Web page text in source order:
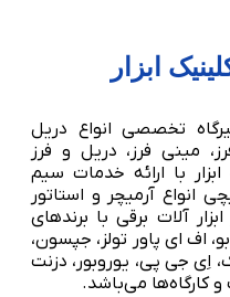
ابزار
تخصصی انواع دریل
مینی فرز، دریل و فرز
با ارائه خدمات سیم
انواع آرمیچر و استاتور
آلات برقی با برندهای
اف ای پاور تولز، جپسون،
اِی جی پی، یوروبور، دزنت
کارگاه‌ها می‌باشد.